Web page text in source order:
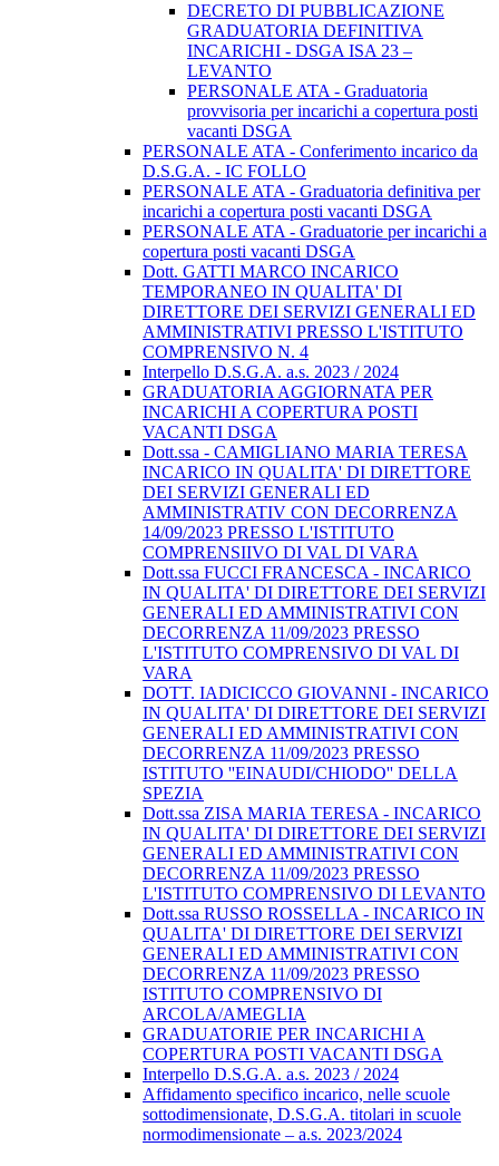
DECRETO DI PUBBLICAZIONE
GRADUATORIA DEFINITIVA
INCARICHI - DSGA ISA 23 –
LEVANTO
PERSONALE ATA - Graduatoria
provvisoria per incarichi a copertura posti
vacanti DSGA
PERSONALE ATA - Conferimento incarico da
D.S.G.A. - IC FOLLO
PERSONALE ATA - Graduatoria definitiva per
incarichi a copertura posti vacanti DSGA
PERSONALE ATA - Graduatorie per incarichi a
copertura posti vacanti DSGA
Dott. GATTI MARCO INCARICO
TEMPORANEO IN QUALITA' DI
DIRETTORE DEI SERVIZI GENERALI ED
AMMINISTRATIVI PRESSO L'ISTITUTO
COMPRENSIVO N. 4
Interpello D.S.G.A. a.s. 2023 / 2024
GRADUATORIA AGGIORNATA PER
INCARICHI A COPERTURA POSTI
VACANTI DSGA
Dott.ssa - CAMIGLIANO MARIA TERESA
INCARICO IN QUALITA' DI DIRETTORE
DEI SERVIZI GENERALI ED
AMMINISTRATIV CON DECORRENZA
14/09/2023 PRESSO L'ISTITUTO
COMPRENSIIVO DI VAL DI VARA
Dott.ssa FUCCI FRANCESCA - INCARICO
IN QUALITA' DI DIRETTORE DEI SERVIZI
GENERALI ED AMMINISTRATIVI CON
DECORRENZA 11/09/2023 PRESSO
L'ISTITUTO COMPRENSIVO DI VAL DI
VARA
DOTT. IADICICCO GIOVANNI - INCARICO
IN QUALITA' DI DIRETTORE DEI SERVIZI
GENERALI ED AMMINISTRATIVI CON
DECORRENZA 11/09/2023 PRESSO
ISTITUTO ''EINAUDI/CHIODO'' DELLA
SPEZIA
Dott.ssa ZISA MARIA TERESA - INCARICO
IN QUALITA' DI DIRETTORE DEI SERVIZI
GENERALI ED AMMINISTRATIVI CON
DECORRENZA 11/09/2023 PRESSO
L'ISTITUTO COMPRENSIVO DI LEVANTO
Dott.ssa RUSSO ROSSELLA - INCARICO IN
QUALITA' DI DIRETTORE DEI SERVIZI
GENERALI ED AMMINISTRATIVI CON
DECORRENZA 11/09/2023 PRESSO
ISTITUTO COMPRENSIVO DI
ARCOLA/AMEGLIA
GRADUATORIE PER INCARICHI A
COPERTURA POSTI VACANTI DSGA
Interpello D.S.G.A. a.s. 2023 / 2024
Affidamento specifico incarico, nelle scuole
sottodimensionate, D.S.G.A. titolari in scuole
normodimensionate – a.s. 2023/2024